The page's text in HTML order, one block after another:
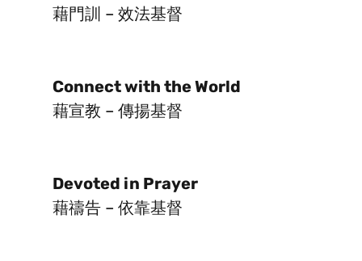
藉門訓 – 效法基督
Connect with the World
藉宣教 – 傳揚基督
Devoted in Prayer
藉禱告 – 依靠基督